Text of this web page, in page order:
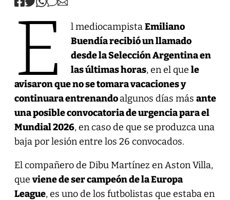
E l mediocampistaEmiliano
Buendía recibió un llamado
desde la Selección Argentina en
las últimas horas, en el que le
avisaron que no se tomara vacaciones y
continuara entrenandoalgunos días más ante
una posible convocatoria de urgencia para el
Mundial 2026, en caso de que se produzca una
baja por lesión entre los 26 convocados.
El compañero de Dibu Martínez en Aston Villa,
que viene de ser campeón de la Europa
League, es uno de los futbolistas que estaba en